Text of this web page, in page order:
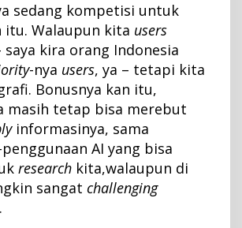
sedang kompetisi untuk
itu. Walaupun kita users
saya kira orang Indonesia
-nya users, ya – tetapi kita
Bonusnya kan itu,
masih tetap bisa merebut
informasinya, sama
AI yang bisa
research kita,walaupun di
sangat challenging